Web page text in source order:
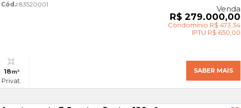
Cód.: 83520001 Venda
R$ 279.000,00
Condomínio R$ 473,34
IPTU R$ 650,00
18m²
Privat.
SABER MAIS